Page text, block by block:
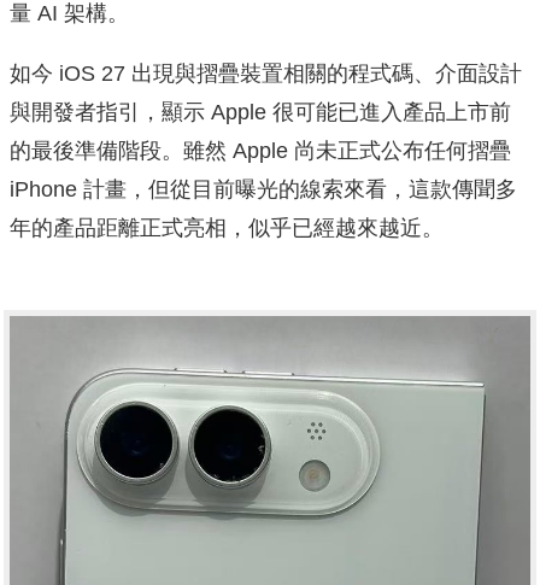
量 AI 架構。
如今 iOS 27 出現與摺疊裝置相關的程式碼、介面設計
與開發者指引，顯示 Apple 很可能已進入產品上市前
的最後準備階段。雖然 Apple 尚未正式公布任何摺疊
iPhone 計畫，但從目前曝光的線索來看，這款傳聞多
年的產品距離正式亮相，似乎已經越來越近。